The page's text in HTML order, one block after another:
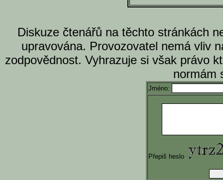
Diskuze čtenářů na těchto stránkách
upravována. Provozovatel nemá vliv
zodpovědnost. Vyhrazuje si však právo
normám
Jméno:
Přepiš heslo